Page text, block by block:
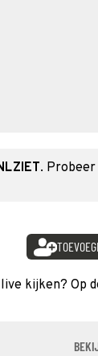
.
kijken? Op